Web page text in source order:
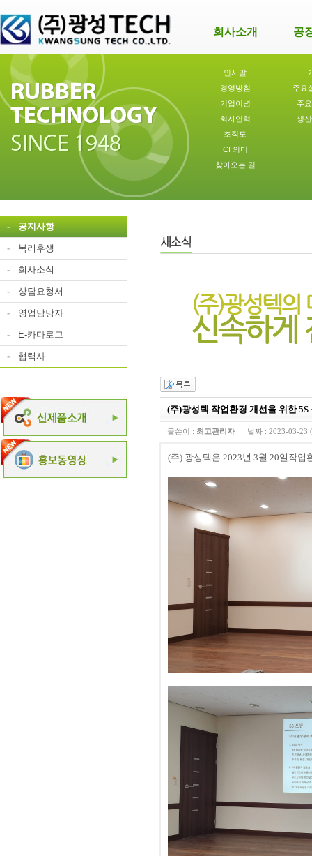
회사소개 공
인사말
경영방침
기업이념
회사연혁
조직도
CI 의미
찾아오는 길
주요
주
생
- 공지사항
- 복리후생
- 회사소식
- 상담요청서
- 영업담당자
- E-카다로그
- 협력사
(주)광성텍 작업환경 개선을 위한 5S
글쓴이 : 최고관리자 날짜 : 2023-03-23
(주) 광성텍은 2023년 3월 20일작업